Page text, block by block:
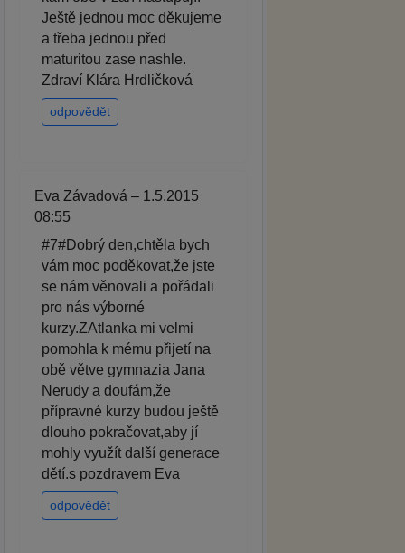
Ještě jednou moc děkujeme
a třeba jednou před
maturitou zase nashle.
Zdraví Klára Hrdličková
odpovědět
Eva Závadová – 1.5.2015
08:55
#7#Dobrý den,chtěla bych
vám moc poděkovat,že jste
se nám věnovali a pořádali
pro nás výborné
kurzy.ZAtlanka mi velmi
pomohla k mému přijetí na
obě větve gymnazia Jana
Nerudy a doufám,že
přípravné kurzy budou ještě
dlouho pokračovat,aby jí
mohly využít další generace
dětí.s pozdravem Eva
odpovědět